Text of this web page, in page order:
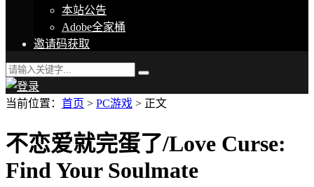
本站公告
Adobe全家桶
邀请码获取
当前位置： 首页 > PC游戏 > 正文
不恋爱就完蛋了/Love Curse:
Find Your Soulmate